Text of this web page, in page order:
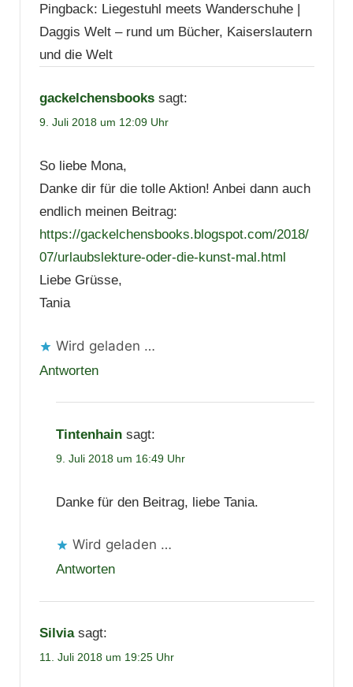
Pingback: Liegestuhl meets Wanderschuhe |
Daggis Welt – rund um Bücher, Kaiserslautern
und die Welt
gackelchensbooks sagt:
9. Juli 2018 um 12:09 Uhr
So liebe Mona,
Danke dir für die tolle Aktion! Anbei dann auch
endlich meinen Beitrag:
https://gackelchensbooks.blogspot.com/2018/
07/urlaubslekture-oder-die-kunst-mal.html
Liebe Grüsse,
Tania
Wird geladen …
Antworten
Tintenhain sagt:
9. Juli 2018 um 16:49 Uhr
Danke für den Beitrag, liebe Tania.
Wird geladen …
Antworten
Silvia sagt:
11. Juli 2018 um 19:25 Uhr